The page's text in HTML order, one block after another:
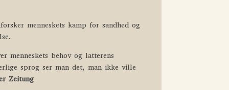
menneskets kamp for sandhed og
menneskets behov og latterens
sprog ser man det, man ikke ville
Zeitung